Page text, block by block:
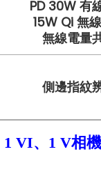
PD 30W 有
15W Qi 無
無線電量
側邊指紋
1 VI、1 V相